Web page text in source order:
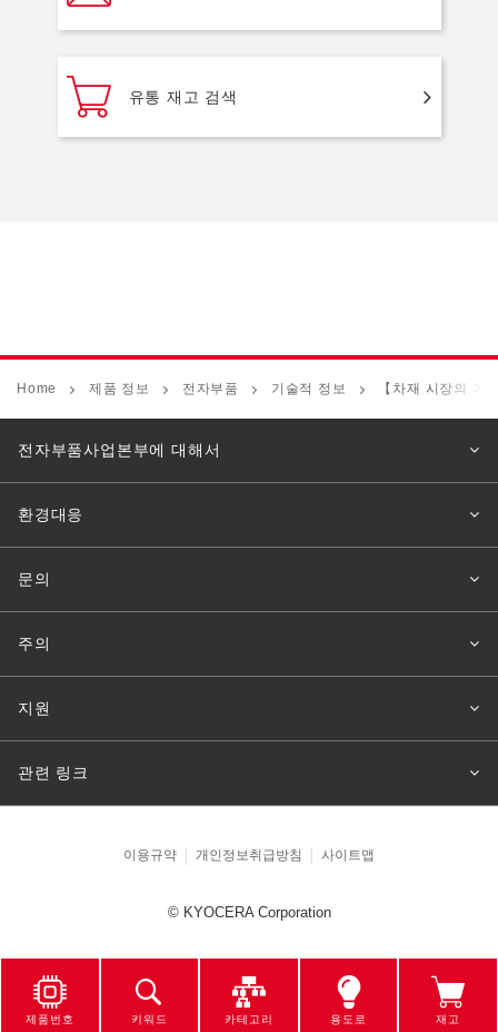
유통 재고 검색
제품번호 키워드 카테고리 용도로 재고
Home 제품 정보 전자부품 기술적 정보 【차재 시장의 기
전자부품사업본부에 대해서
환경대응
문의
주의
지원
관련 링크
이용규약 개인정보취급방침 사이트맵
© KYOCERA Corporation